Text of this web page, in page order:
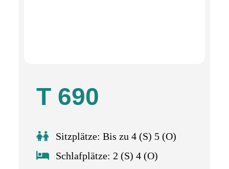
T 690
Sitzplätze: Bis zu 4 (S) 5 (O)
Schlafplätze: 2 (S) 4 (O)